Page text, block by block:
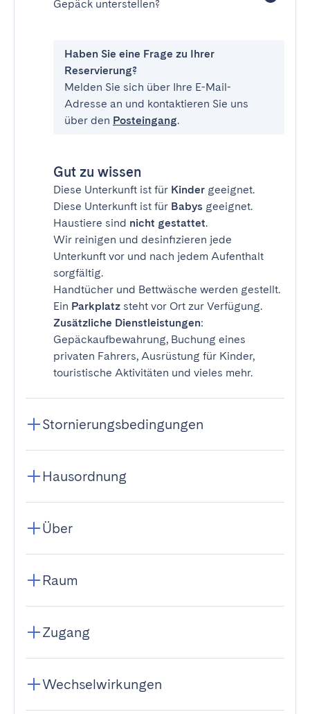
Gepäck unterstellen?
Haben Sie eine Frage zu Ihrer
Reservierung?
Melden Sie sich über Ihre E-Mail-
Adresse an und kontaktieren Sie uns
über den Posteingang.
Gut zu wissen
Diese Unterkunft ist für Kinder geeignet.
Diese Unterkunft ist für Babys geeignet.
Haustiere sind nicht gestattet.
Wir reinigen und desinfizieren jede
Unterkunft vor und nach jedem Aufenthalt
sorgfältig.
Handtücher und Bettwäsche werden gestellt.
Ein Parkplatz steht vor Ort zur Verfügung.
Zusätzliche Dienstleistungen:
Gepäckaufbewahrung, Buchung eines
privaten Fahrers, Ausrüstung für Kinder,
touristische Aktivitäten und vieles mehr.
Stornierungsbedingungen
Hausordnung
Über
Raum
Zugang
Wechselwirkungen